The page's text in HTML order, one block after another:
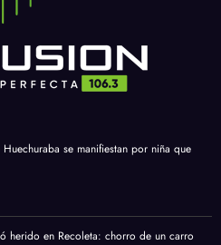
se manifiestan por niña que
herido en Recoleta: chorro de un carro